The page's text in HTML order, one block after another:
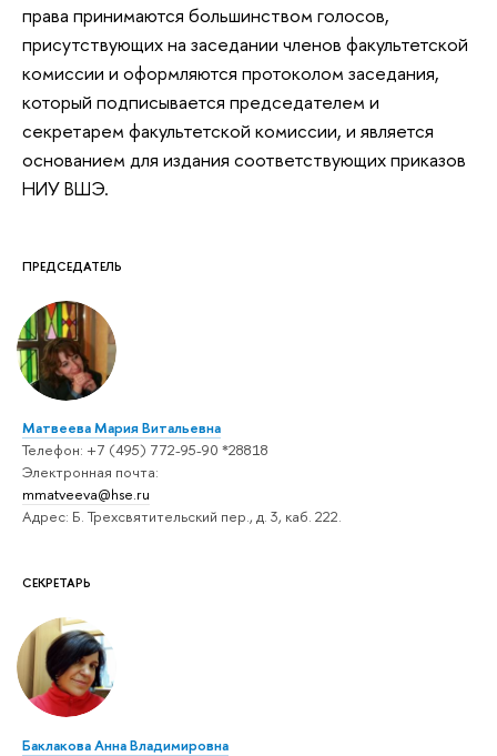
ПРЕДСЕДАТЕЛЬ
Матвеева Мария Витальевна
Телефон: +7 (495) 772-95-90 *28818
Электронная почта:
mmatveeva@hse.ru
Адрес: Б. Трехсвятительский пер., д. 3, каб. 222.
СЕКРЕТАРЬ
Баклакова Анна Владимировна
права принимаются большинством голосов,
присутствующих на заседании членов факультетской
комиссии и оформляются протоколом заседания,
который подписывается председателем и
секретарем факультетской комиссии, и является
основанием для издания соответствующих приказов
НИУ ВШЭ.